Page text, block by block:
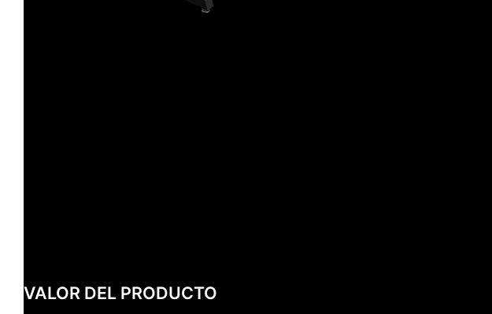
VALOR DEL PRODUCTO